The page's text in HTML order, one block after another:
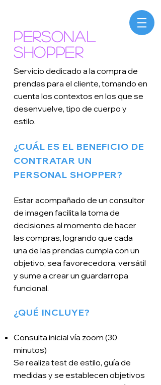
Personal
Shopper
Servicio dedicado a la compra de
prendas para el cliente, tomando en
cuenta los contextos en los que se
desenvuelve, tipo de cuerpo y
estilo.
¿CUÁL ES EL BENEFICIO DE
CONTRATAR UN
PERSONAL SHOPPER?
Estar acompañado de un consultor
de imagen facilita la toma de
decisiones al momento de hacer
las compras, logrando que cada
una de las prendas cumpla con un
objetivo, sea favorecedora, versátil
y sume a crear un guardarropa
funcional.
¿QUÉ INCLUYE?
Consulta inicial vía zoom (30
minutos)
Se realiza test de estilo, guía de
medidas y se establecen objetivos